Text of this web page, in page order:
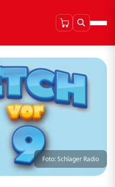
Foto: Schlager Radio